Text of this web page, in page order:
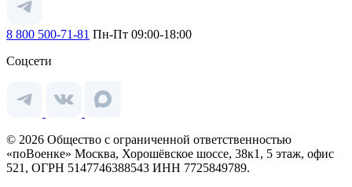
8 800 500-71-81 Пн-Пт 09:00-18:00
Соцсети
© 2026 Общество с ограниченной ответственностью
«поВоенке» Москва, Хорошёвское шоссе, 38к1, 5 этаж, офис
521, ОГРН 5147746388543 ИНН 7725849789.